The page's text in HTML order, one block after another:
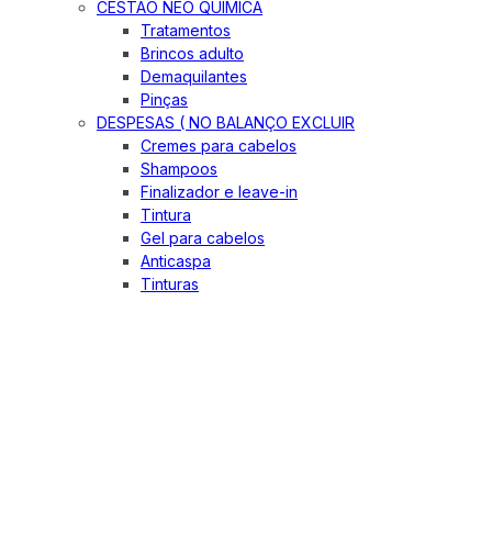
CESTÃO NEO QUIMICA
Tratamentos
Brincos adulto
Demaquilantes
Pinças
DESPESAS ( NO BALANÇO EXCLUIR
Cremes para cabelos
Shampoos
Finalizador e leave-in
Tintura
Gel para cabelos
Anticaspa
Tinturas